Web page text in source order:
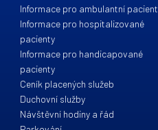
Informace pro ambulantní
Informace pro hospitalizované
pacienty
Informace pro handicapované
pacienty
Ceník placených služeb
Duchovní služby
Návštěvní hodiny a řád